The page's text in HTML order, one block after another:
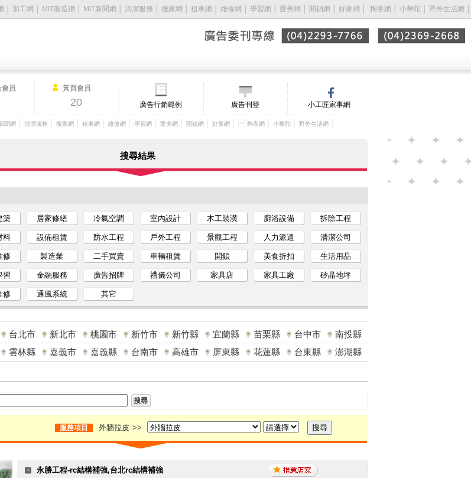
加工網 MIT製造網 MIT新聞網 清潔服務 搬家網 租車網 維修網 學習網 愛美網 開鎖網 好家網 掏客網 小華陀 野外生活網
員 黃頁會員
20 廣告行銷範例 廣告刊登 小工匠家事網
聞網 清潔服務 搬家網 租車網 維修網 學習網 愛美網 開鎖網 好家網 │  掏客網 小華陀 野外生活網
搜尋結果
築 居家修繕 冷氣空調 室內設計 木工裝潢 廚浴設備 拆除工程
料 設備租賃 防水工程 戶外工程 景觀工程 人力派遣 清潔公司
修 製造業 二手買賣 車輛租賃 開鎖 美食折扣 生活用品
習 金融服務 廣告招牌 禮儀公司 家具店 家具工廠 矽晶地坪
修 通風系統 其它
台北市 新北市 桃園市 新竹市 新竹縣 宜蘭縣 苗栗縣 台中市
南投縣
雲林縣 嘉義市 嘉義縣 台南市 高雄市 屏東縣 花蓮縣 台東縣
澎湖縣
服務項目 外牆拉皮 >>
永勝工程-rc結構補強,台北rc結構補強